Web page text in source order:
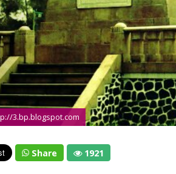
3.bp.blogspot.com
Share 1921